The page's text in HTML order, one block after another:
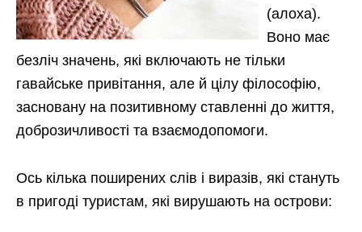
(алоха).
Воно має
безліч значень, які включають не тільки
гавайське привітання, але й цілу філософію,
засновану на позитивному ставленні до життя,
доброзичливості та взаємодопомоги.
Ось кілька поширених слів і виразів, які стануть
в пригоді туристам, які вирушають на острови: